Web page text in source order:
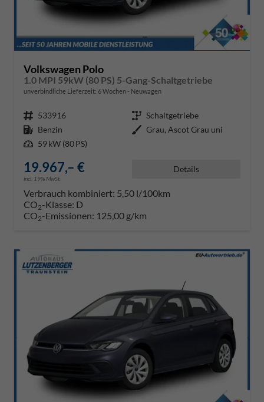
Volkswagen Polo
1.0 MPI 59kW (80 PS) 5-Gang-Schaltgetriebe
unverbindliche Lieferzeit: 6 Wochen Neuwagen
Fahrzeugnr. 533916 Getriebe Schaltgetriebe
Kraftstoff Benzin Außenfarbe Grau, Ascot Grau uni
Leistung 59 kW (80 PS)
19.967,– €
incl. 19% MwSt.
Details
Verbrauch kombiniert: 5,50 l/100km
CO2-Klasse: D
CO2-Emissionen: 125,00 g/km